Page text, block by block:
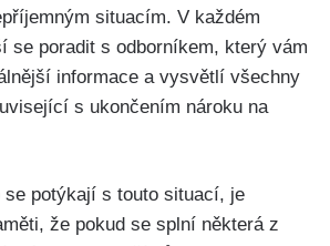
situacím. V každém
se poradit s odborníkem, který vám
informace a vysvětlí všechny
s ukončením nároku na
se potýkají s touto situací, je
že pokud se splní některá z